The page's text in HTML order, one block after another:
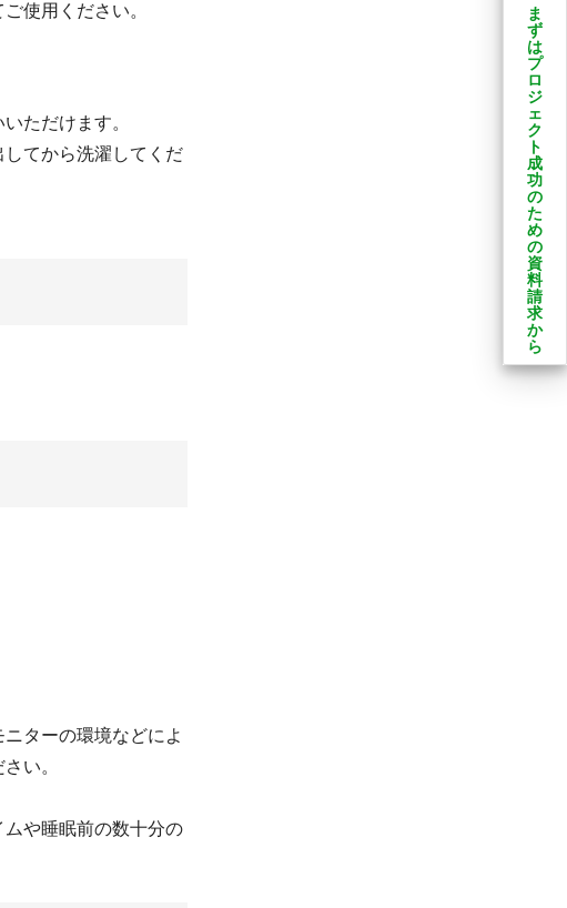
使用ください。
ただけます。
てから洗濯してくだ
ターの環境などによ
い。
や睡眠前の数十分の
ま
ず
は
プ
ロ
ジ
ェ
ク
ト
成
功
の
た
め
の
資
料
請
求
か
ら